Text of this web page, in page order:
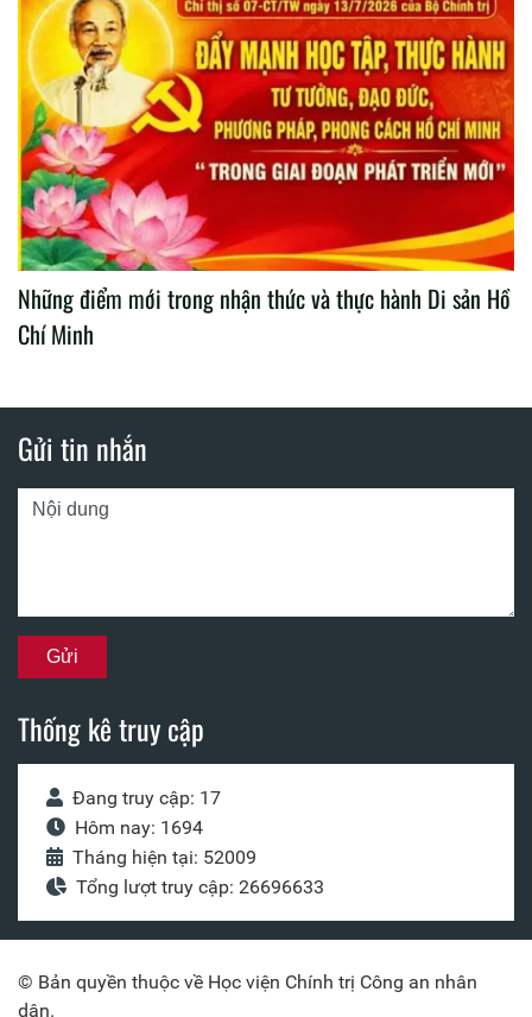
Những điểm mới trong nhận thức và thực hành Di sản Hồ
Chí Minh
Gửi tin nhắn
Thống kê truy cập
Đang truy cập: 17
Hôm nay: 1694
Tháng hiện tại: 52009
Tổng lượt truy cập: 26696633
© Bản quyền thuộc về Học viện Chính trị Công an nhân
dân.